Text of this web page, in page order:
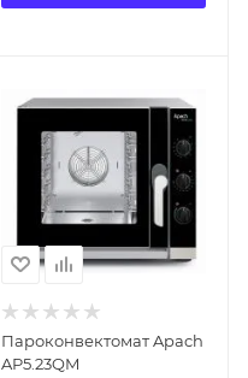
Пароконвектомат Apach
AP5.23QM